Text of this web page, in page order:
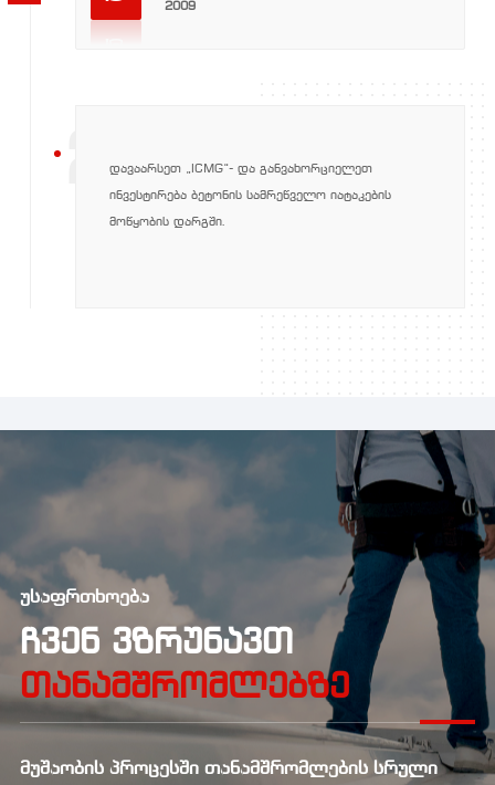
2009
2009
დავაარსეთ „ICMG“- და განვახორციელეთ
ინვესტირება ბეტონის სამრეწველო იატაკების
მოწყობის დარგში.
უსაფრთხოება
ᲩᲕᲔᲜ ᲕᲖᲠᲣᲜᲐᲕᲗ
ᲗᲐᲜᲐᲛᲨᲠᲝᲛᲚᲔᲑᲖᲔ
მუშაობის პროცესში თანამშრომლების სრული